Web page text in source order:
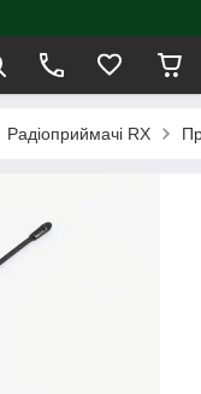
Радіоприймачі RX